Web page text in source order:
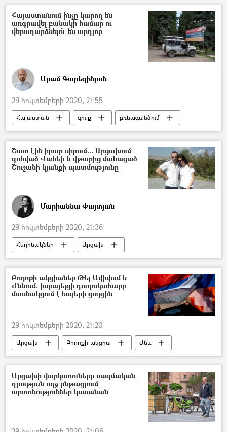
Ադրբեջանական ագրեսիան Արցախում - 2020
Հայաստանում ինչը կարող են
առգրավել բանակի համար ու
վերադարձնելո՞ւ են արդյոք
Արամ Գարեգինյան
29 հոկտեմբերի 2020, 21:55
Հայաստան գույք
բռնագանձում
Բանակ
Պատերազմ
Ադրբեջանական ագրեսիան Արցախում - 2020
Շատ էին իրար սիրում... Արցախում
զոհված Վահեի և վթարից մահացած
Շուշանի կյանքի պատմությունը
Մարիաննա Փայտյան
29 հոկտեմբերի 2020, 21:36
Հեղինակներ
Արցախ
հասարակություն
Հայաստան
Լեռնային Ղարաբաղ
Ղարաբաղյան հակամարտություն
Կին
ամուսին
նորածին
Բողոքի ակցիաներ Թել Ավիվում և
Ժնևում. իսրայելցի դուդուկահարը
մասնակցում է հայերի ցույցին
29 հոկտեմբերի 2020, 21:20
Արցախ Բողոքի ակցիա
Ժնև
Թել Ավիվ
հայեր
Ադրբեջանական ագրեսիան Արցախում - 2020
Արցախի վարկառուները ռազմական
դրության ողջ ընթացքում
արտոնություններ կստանան